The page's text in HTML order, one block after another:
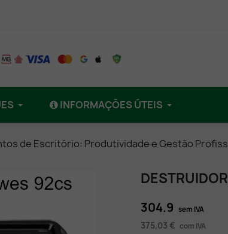
INFORMAÇÕES ÚTEIS
de Escritório: Produtividade e Gestão
304.9 sem IVA
375,03 € com IVA